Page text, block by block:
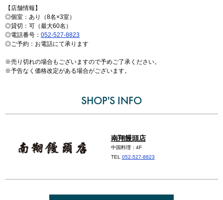
【店舗情報】
◎個室：あり（8名×3室）
◎貸切：可（最大60名）
◎電話番号： 052-527-8823
◎ご予約：お電話にて承ります
※売り切れの場合もございますので予めご了承ください。
※予告なく価格改定がある場合がございます。
SHOP'S INFO
南翔饅頭店
中国料理：4F
TEL 052-527-8823